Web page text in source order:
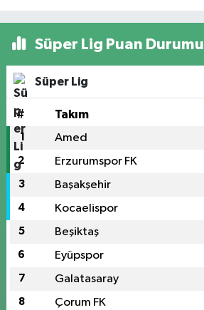
Süper Lig Puan Durumu
Süper Lig
# Takım
1 Amed
2 Erzurumspor FK
3 Başakşehir
4 Kocaelispor
5 Beşiktaş
6 Eyüpspor
7 Galatasaray
8 Çorum FK